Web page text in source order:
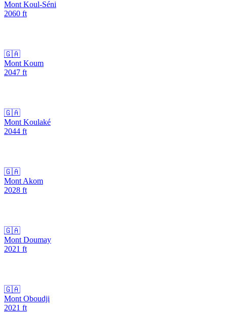
Mont Koul-Séni
2060 ft
🇬🇦
Mont Koum
2047 ft
🇬🇦
Mont Koulaké
2044 ft
🇬🇦
Mont Akom
2028 ft
🇬🇦
Mont Doumay
2021 ft
🇬🇦
Mont Oboudji
2021 ft